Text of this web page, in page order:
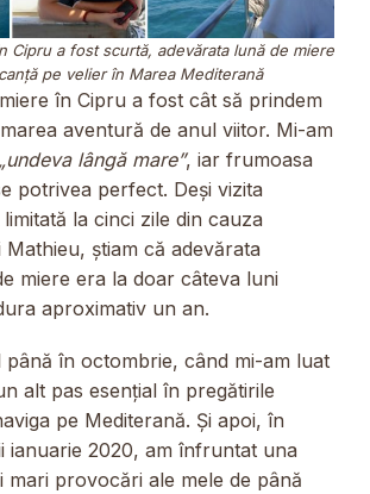
Cipru a fost scurtă, adevărata lună de miere
pe velier în Marea Mediterană
în Cipru a fost cât să prindem
aventură de anul viitor. Mi-am
„undeva lângă mare”, iar frumoasa
potrivea perfect. Deși vizita
la cinci zile din cauza
știam că adevărata
miere era la doar câteva luni
aproximativ un an.
până în octombrie, când mi-am luat
alt pas esențial în pregătirile
pe Mediterană. Și apoi, în
ianuarie 2020, am înfruntat una
mari provocări ale mele de până